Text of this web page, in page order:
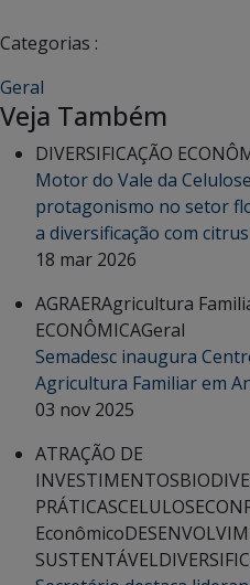
Categorias :
Geral
Veja Também
DIVERSIFICAÇÃO
Motor do Vale da
protagonismo no setor
a diversificação com
18 mar 2026
AGRAERAgricultura
ECONÔMICAGeral
Semadesc inaugura
Agricultura Familiar em
03 nov 2025
ATRAÇÃO DE
INVESTIMENTOS
PRÁTICASCELULOSE
Econômico
SUSTENTÁVEL